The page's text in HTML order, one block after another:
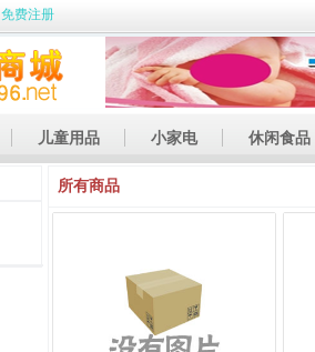
免费注册
儿童用品 小家电 休闲食品
土特产
所有商品